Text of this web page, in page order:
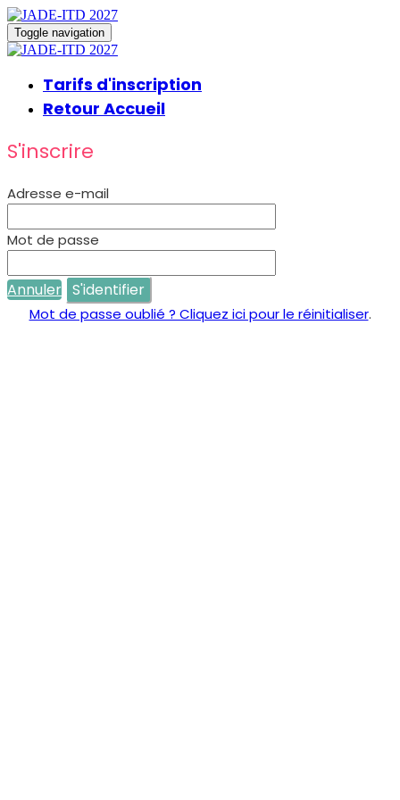
Toggle navigation
Tarifs d'inscription
Retour Accueil
S'inscrire
Adresse e-mail
Mot de passe
Annuler S'identifier
Mot de passe oublié ? Cliquez ici pour le réinitialiser.